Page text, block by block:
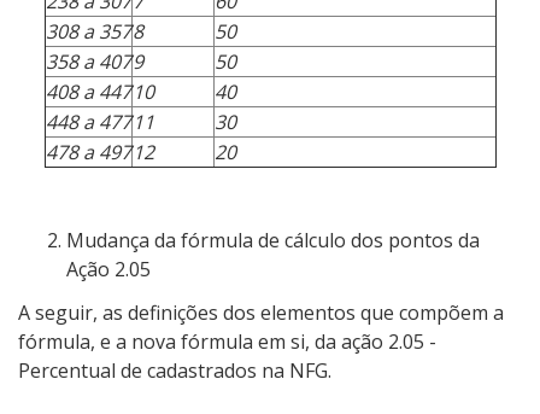
308 a 3578
50
358 a 4079
50
408 a 44710
40
448 a 47711
30
478 a 49712 20
Mudança da fórmula de cálculo dos pontos da
Ação 2.05
A seguir, as definições dos elementos que compõem a
fórmula, e a nova fórmula em si, da ação 2.05 -
Percentual de cadastrados na NFG.